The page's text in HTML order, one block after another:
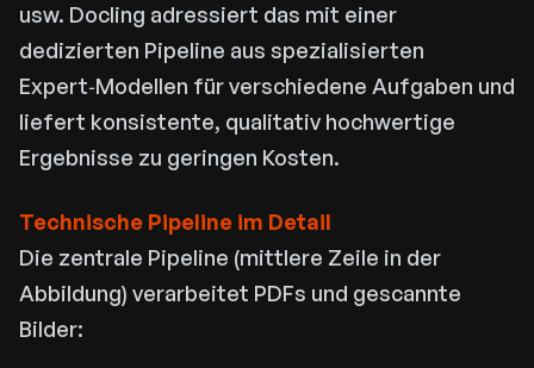
usw. Docling adressiert das mit einer
dedizierten Pipeline aus spezialisierten
Expert‑Modellen für verschiedene Aufgaben und
liefert konsistente, qualitativ hochwertige
Ergebnisse zu geringen Kosten.
Technische Pipeline im Detail
Die zentrale Pipeline (mittlere Zeile in der
Abbildung) verarbeitet PDFs und gescannte
Bilder: